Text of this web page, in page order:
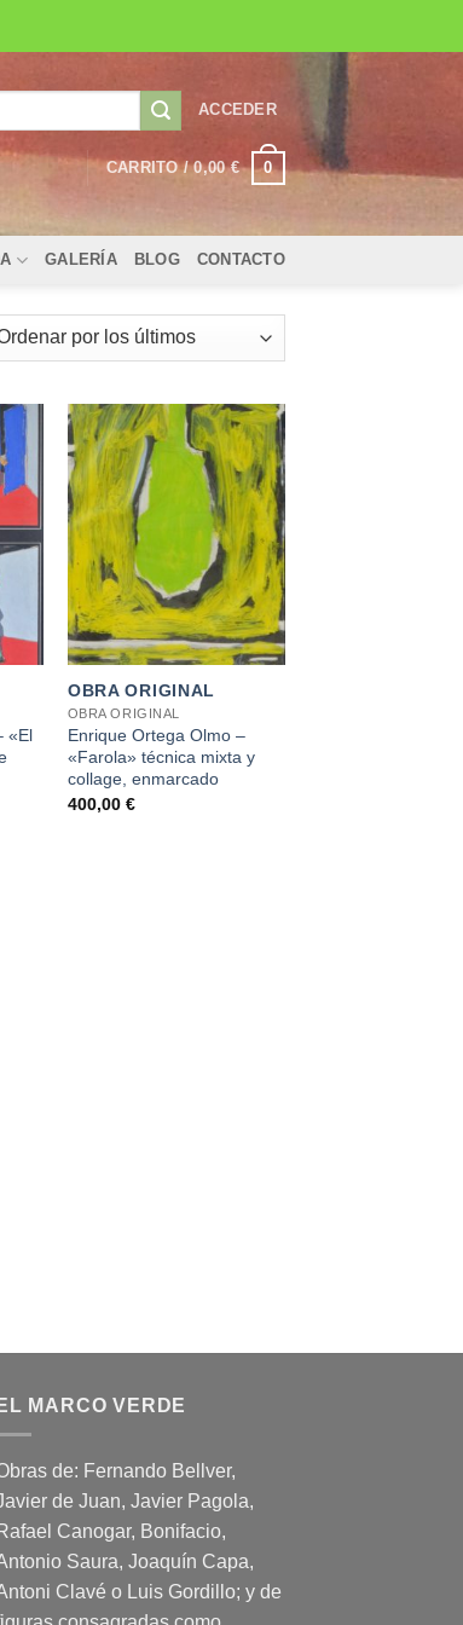
ACCEDER
CARRITO /0,00€ 0
GALERÍA BLOG CONTACTO
«El
+
OBRA ORIGINAL
OBRA ORIGINAL
Enrique Ortega Olmo –
«Farola» técnica mixta y
collage, enmarcado
400,00 €
EL MARCO VERDE
de: Fernando Bellver,
de Juan, Javier Pagola,
Rafael Canogar, Bonifacio,
Saura, Joaquín Capa,
Clavé o Luis Gordillo; y de